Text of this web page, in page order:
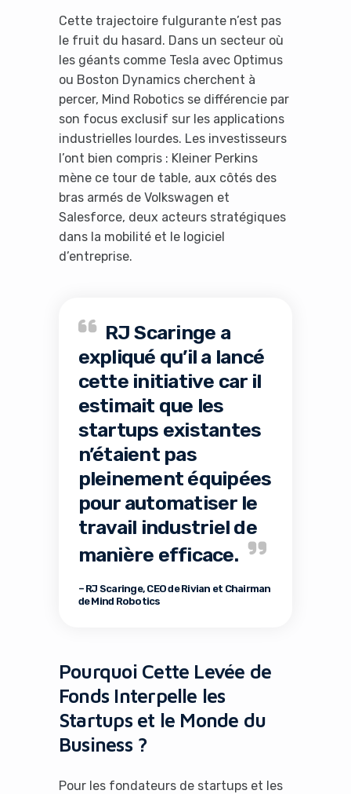
Cette trajectoire fulgurante n’est pas
le fruit du hasard. Dans un secteur où
les géants comme Tesla avec Optimus
ou Boston Dynamics cherchent à
percer, Mind Robotics se différencie par
son focus exclusif sur les applications
industrielles lourdes. Les investisseurs
l’ont bien compris : Kleiner Perkins
mène ce tour de table, aux côtés des
bras armés de Volkswagen et
Salesforce, deux acteurs stratégiques
dans la mobilité et le logiciel
d’entreprise.
RJ Scaringe a
expliqué qu’il a lancé
cette initiative car il
estimait que les
startups existantes
n’étaient pas
pleinement équipées
pour automatiser le
travail industriel de
manière efficace.
– RJ Scaringe, CEO de Rivian et Chairman
de Mind Robotics
Pourquoi Cette Levée de
Fonds Interpelle les
Startups et le Monde du
Business ?
Pour les fondateurs de startups et les